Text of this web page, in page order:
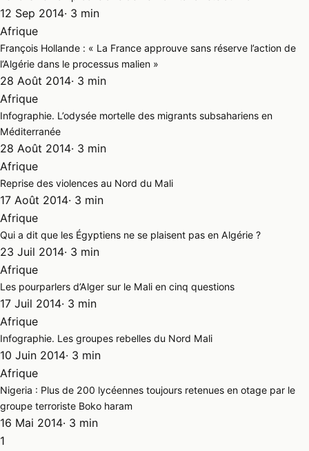
12 Sep 2014· 3 min
Afrique
François Hollande : « La France approuve sans réserve l’action de
l’Algérie dans le processus malien »
28 Août 2014· 3 min
Afrique
Infographie. L’odysée mortelle des migrants subsahariens en
Méditerranée
28 Août 2014· 3 min
Afrique
Reprise des violences au Nord du Mali
17 Août 2014· 3 min
Afrique
Qui a dit que les Égyptiens ne se plaisent pas en Algérie ?
23 Juil 2014· 3 min
Afrique
Les pourparlers d’Alger sur le Mali en cinq questions
17 Juil 2014· 3 min
Afrique
Infographie. Les groupes rebelles du Nord Mali
10 Juin 2014· 3 min
Afrique
Nigeria : Plus de 200 lycéennes toujours retenues en otage par le
groupe terroriste Boko haram
16 Mai 2014· 3 min
1